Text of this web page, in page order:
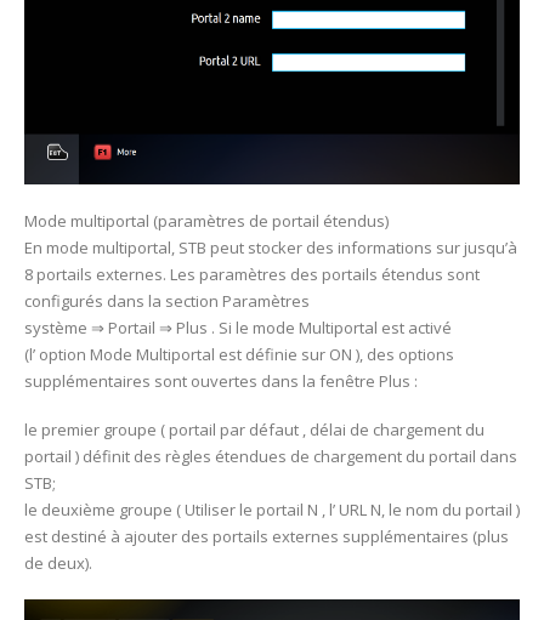
Mode multiportal (paramètres de portail étendus)
En mode multiportal, STB peut stocker des informations sur jusqu’à
8 portails externes. Les paramètres des portails étendus sont
configurés dans la section Paramètres
système ⇒ Portail ⇒ Plus . Si le mode Multiportal est activé
(l’ option Mode Multiportal est définie sur ON ), des options
supplémentaires sont ouvertes dans la fenêtre Plus :
le premier groupe ( portail par défaut , délai de chargement du
portail ) définit des règles étendues de chargement du portail dans
STB;
le deuxième groupe ( Utiliser le portail N , l’ URL N, le nom du portail )
est destiné à ajouter des portails externes supplémentaires (plus
de deux).